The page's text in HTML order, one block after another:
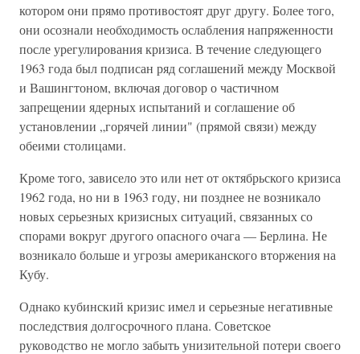
котором они прямо противостоят друг другу. Более того,
они осознали необходимость ослабления напряженности
после урегулирования кризиса. В течение следующего
1963 года был подписан ряд соглашений между Москвой
и Вашингтоном, включая договор о частичном
запрещении ядерных испытаний и соглашение об
установлении „горячей линии" (прямой связи) между
обеими столицами.
Кроме того, зависело это или нет от октябрьского кризиса
1962 года, но ни в 1963 году, ни позднее не возникало
новых серьезных кризисных ситуаций, связанных со
спорами вокруг другого опасного очага — Берлина. Не
возникало больше и угрозы американского вторжения на
Кубу.
Однако кубинский кризис имел и серьезные негативные
последствия долгосрочного плана. Советское
руководство не могло забыть унизительной потери своего